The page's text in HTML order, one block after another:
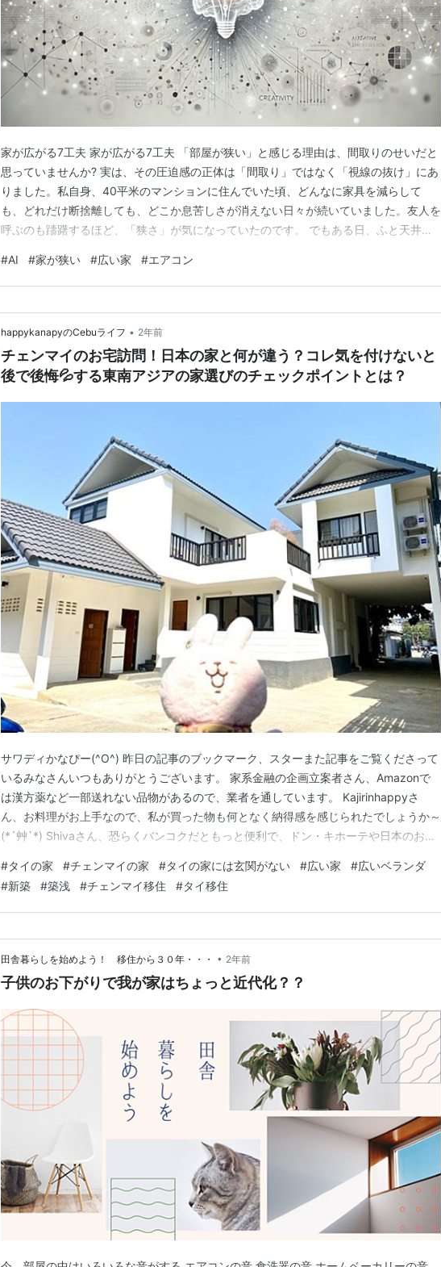
家が広がる7工夫 家が広がる7工夫 「部屋が狭い」と感じる理由は、間取りのせいだと
思っていませんか? 実は、その圧迫感の正体は「間取り」ではなく「視線の抜け」にあ
りました。私自身、40平米のマンションに住んでいた頃、どんなに家具を減らして
も、どれだけ断捨離しても、どこか息苦しさが消えない日々が続いていました。友人を
呼ぶのも躊躇するほど、「狭さ」が気になっていたのです。 でもある日、ふと天井を
ました。 それは、エアコンでした。 壁の上部に鎮座する、あの白い箱。高さ30cm、
横幅80cm以上もあるあの存在が、視線を遮り、…
#AI #家が狭い #広い家 #エアコン
happykanapyのCebuライフ • 2年前
チェンマイのお宅訪問！日本の家と何が違う？コレ気を付けないと
後で後悔💦する東南アジアの家選びのチェックポイントとは？
サワディかなぴー(^O^) 昨日の記事のブックマーク、スターまた記事をご覧くださって
いるみなさんいつもありがとうございます。 家系金融の企画立案者さん、Amazonで
は漢方薬など一部送れない品物があるので、業者を通しています。 Kajirinhappyさ
ん、お料理がお上手なので、私が買った物も何となく納得感を感じられたでしょうか～
(*´艸`*) Shivaさん、恐らくバンコクだともっと便利で、ドン・キホーテや日本のお店
いつもブログ記事を書きながら朝一で飲んでいます(*´艸`*) さて、私の韓国人が今月初
めにチェンマイ…
#タイの家 #チェンマイの家 #タイの家には玄関がない #広い家 #広いベランダ
#新築 #築浅 #チェンマイ移住 #タイ移住
田舎暮らしを始めよう！ 移住から３０年・・・ • 2年前
子供のお下がりで我が家はちょっと近代化？？